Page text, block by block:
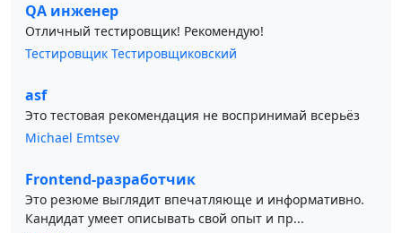
QA инженер
Отличный тестировщик! Рекомендую!
Тестировщик Тестировщиковский
asf
Это тестовая рекомендация не воспринимай всерьёз
Michael Emtsev
Frontend-разработчик
Это резюме выглядит впечатляюще и информативно.
Кандидат умеет описывать свой опыт и пр...